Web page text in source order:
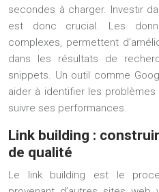
secondes à charger. Investir
est donc crucial. Les
complexes, permettent
dans les résultats de
snippets. Un outil comme
aider à identifier les
suivre ses performances.
Link building :
de qualité
Le link building est le